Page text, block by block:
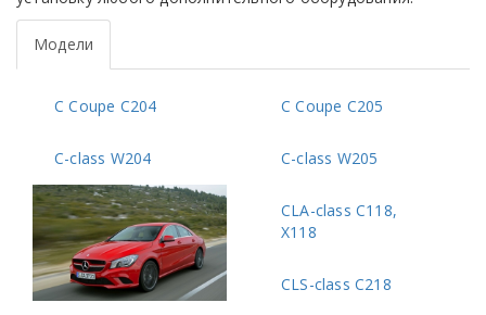
Модели
C Coupe C204 C Coupe C205
C-class W204 C-class W205
CLA-class C118,
X118
CLS-class C218